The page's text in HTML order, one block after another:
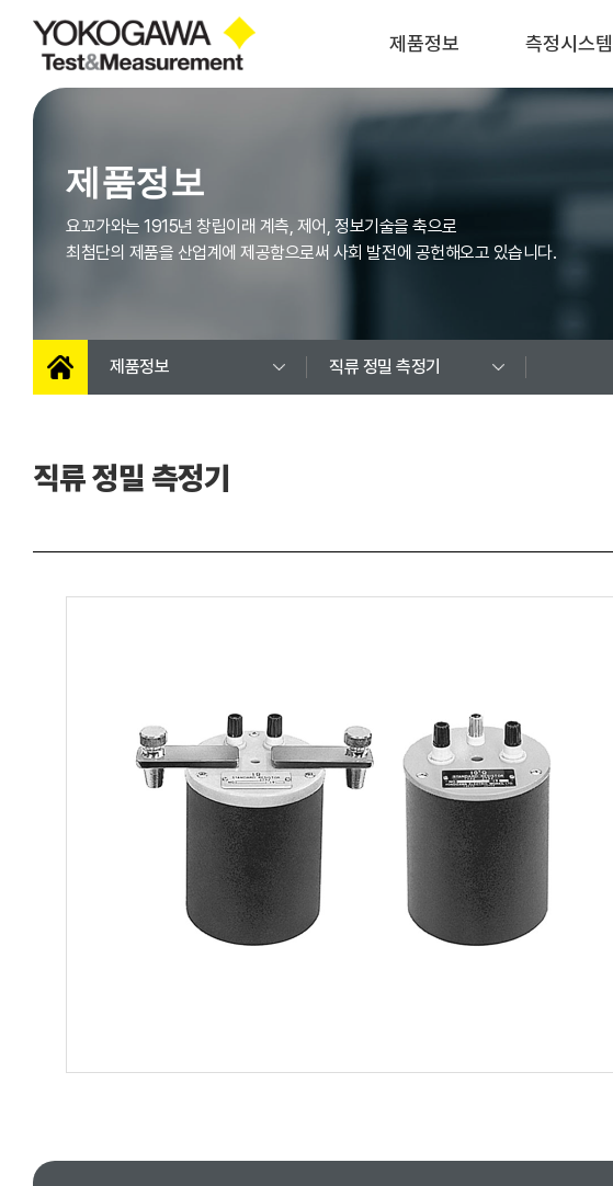
제품정보
레코더
광스펙트럼
아날라이저
멀티미터
펑션 제너레이터
휴대용 캘리브레이터
휴대용 측정기
측정시스템
철손 측정 시스템
제품정보
요꼬가와는 1915년 창립이래 계측, 제어, 정보기술을 축으로
최첨단의 제품을 산업계에 제공함으로써 사회 발전에 공헌해오고 있습니다.
제품정보 직류 정밀 측정기
직류 정밀 측정기